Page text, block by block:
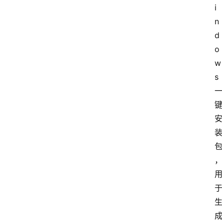
i
n
d
o
w
s
一
键
安
装
包
，
用
于
生
成